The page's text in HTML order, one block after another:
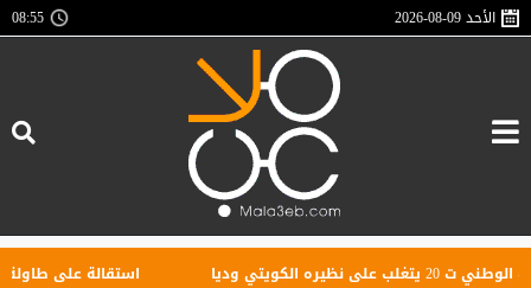
الأحد2026-08-09
08:55
الكويتي وديا استقالة على طاولة